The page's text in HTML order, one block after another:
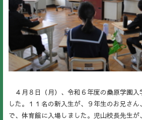
４月８日（月）、令和６年度の桑原学園入
した。１１名の新入生が、９年生のお兄さ
で、体育館に入場しました。児山校長先生